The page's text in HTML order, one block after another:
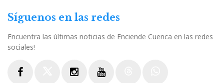
Síguenos en las redes
Encuentra las últimas noticias de Enciende Cuenca en las redes
sociales!